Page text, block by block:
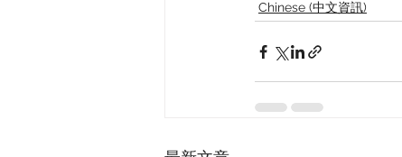
Chinese (中文資訊)